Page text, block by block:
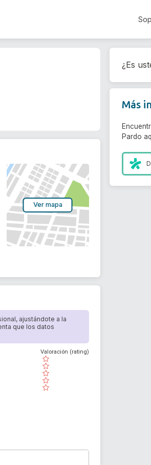
Ver mapa
ajustándote a la
que los datos
( )
( )
( )
( )
( )
Valoración (rating)
¿Es
Más
Pardo